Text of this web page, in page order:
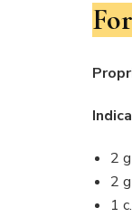
2
2
1